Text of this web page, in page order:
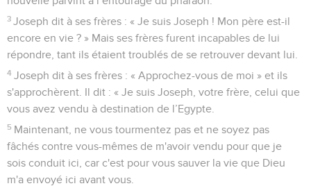
3 Joseph dit à ses frères : « Je suis Joseph ! Mon père est-il
encore en vie ? » Mais ses frères furent incapables de lui
répondre, tant ils étaient troublés de se retrouver devant lui.
4 Joseph dit à ses frères : « Approchez-vous de moi » et ils
s'approchèrent. Il dit : « Je suis Joseph, votre frère, celui que
vous avez vendu à destination de l’Egypte.
5 Maintenant, ne vous tourmentez pas et ne soyez pas
fâchés contre vous-mêmes de m'avoir vendu pour que je
sois conduit ici, car c'est pour vous sauver la vie que Dieu
m'a envoyé ici avant vous.